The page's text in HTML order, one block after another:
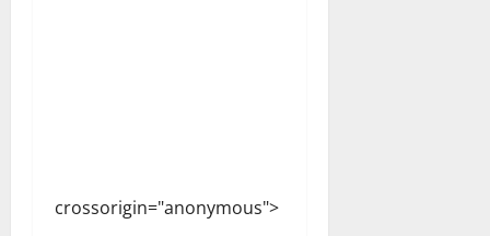
crossorigin="anonymous">